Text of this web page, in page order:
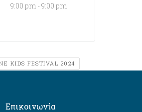
9:00 pm - 9:00 pm
KIDS FESTIVAL 2024
Επικοινωνία